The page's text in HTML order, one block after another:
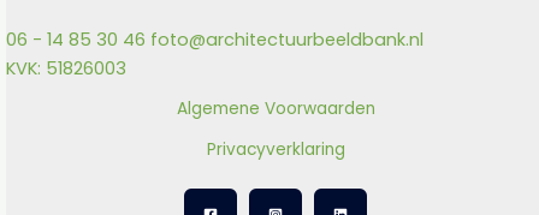
06 - 14 85 30 46 foto@architectuurbeeldbank.nl
KVK: 51826003
Algemene Voorwaarden
Privacyverklaring